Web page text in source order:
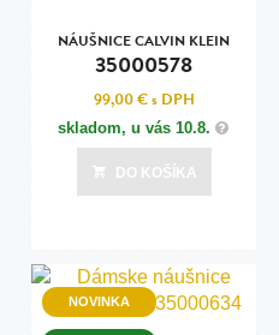
NÁUŠNICE CALVIN KLEIN
35000578
99,00 €s DPH
skladom, u vás 10.8.
DO KOŠÍKA
NOVINKA